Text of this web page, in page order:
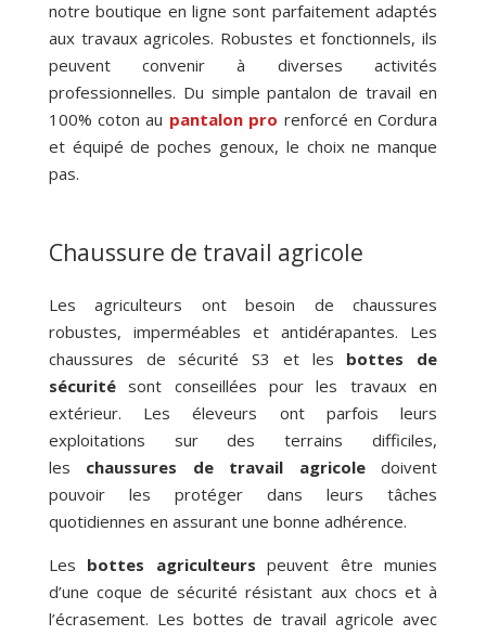
notre boutique en ligne sont parfaitement adaptés
aux travaux agricoles. Robustes et fonctionnels, ils
peuvent convenir à diverses activités
professionnelles. Du simple pantalon de travail en
100% coton au pantalon pro renforcé en Cordura
et équipé de poches genoux, le choix ne manque
pas.
Chaussure de travail agricole
Les agriculteurs ont besoin de chaussures
robustes, imperméables et antidérapantes. Les
chaussures de sécurité S3 et les bottes de
sécuritésont conseillées pour les travaux en
extérieur. Les éleveurs ont parfois leurs
exploitations sur des terrains difficiles,
les chaussures de travail agricoledoivent
pouvoir les protéger dans leurs tâches
quotidiennes en assurant une bonne adhérence.
Les bottes agriculteurs peuvent être munies
d’une coque de sécurité résistant aux chocs et à
l’écrasement. Les bottes de travail agricole avec